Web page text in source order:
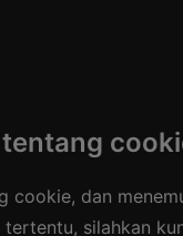
cookie, dan
silahkan